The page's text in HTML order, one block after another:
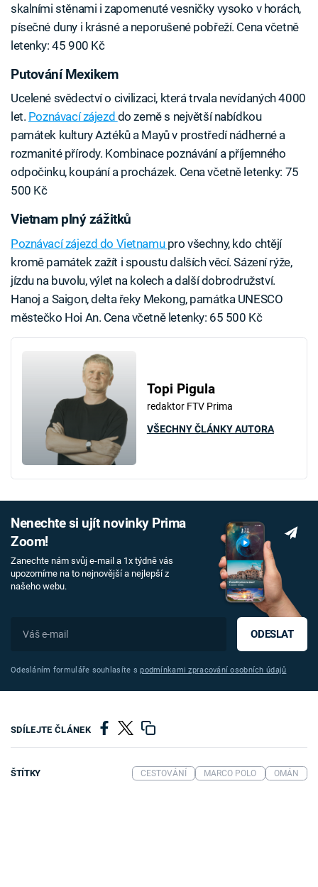
skalními stěnami i zapomenuté vesničky vysoko v horách,
písečné duny i krásné a neporušené pobřeží. Cena včetně
letenky: 45 900 Kč
Putování Mexikem
Ucelené svědectví o civilizaci, která trvala nevídaných 4000
let. Poznávací zájezd do země s největší nabídkou
památek kultury Aztéků a Mayů v prostředí nádherné a
rozmanité přírody. Kombinace poznávání a příjemného
odpočinku, koupání a procházek. Cena včetně letenky: 75
500 Kč
Vietnam plný zážitků
Poznávací zájezd do Vietnamu pro všechny, kdo chtějí
kromě památek zažít i spoustu dalších věcí. Sázení rýže,
jízdu na buvolu, výlet na kolech a další dobrodružství.
Hanoj a Saigon, delta řeky Mekong, památka UNESCO
městečko Hoi An. Cena včetně letenky: 65 500 Kč
Topi Pigula
redaktor FTV Prima
VŠECHNY ČLÁNKY AUTORA
Nenechte si ujít novinky Prima
Zoom!
Zanechte nám svůj e-mail a 1x týdně vás
upozorníme na to nejnovější a nejlepší z
našeho webu.
ODESLAT
Odesláním formuláře souhlasíte spodmínkami zpracování osobních údajů
SDÍLEJTE ČLÁNEK
ŠTÍTKY CESTOVÁNÍ MARCO POLO OMÁN